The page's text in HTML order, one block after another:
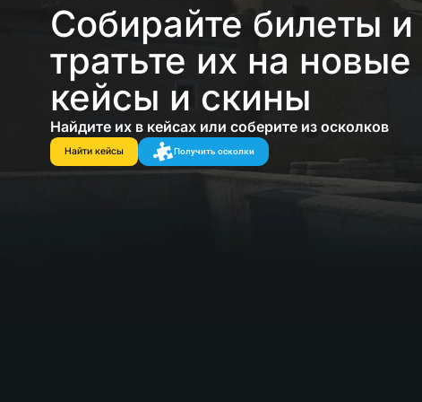
Собирайте билеты и
тратьте их на новые
кейсы и скины
Найдите их в кейсах или соберите из осколков
Найти кейсы Получить осколки